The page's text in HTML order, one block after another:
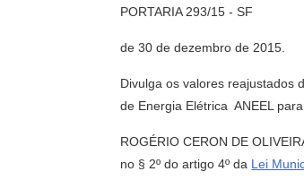
PORTARIA 293/15 - SF
de 30 de dezembro de 2015.
Divulga os valores reajustados
de Energia Elétrica  ANEEL
ROGÉRIO CERON DE
no § 2º do artigo 4º da Lei